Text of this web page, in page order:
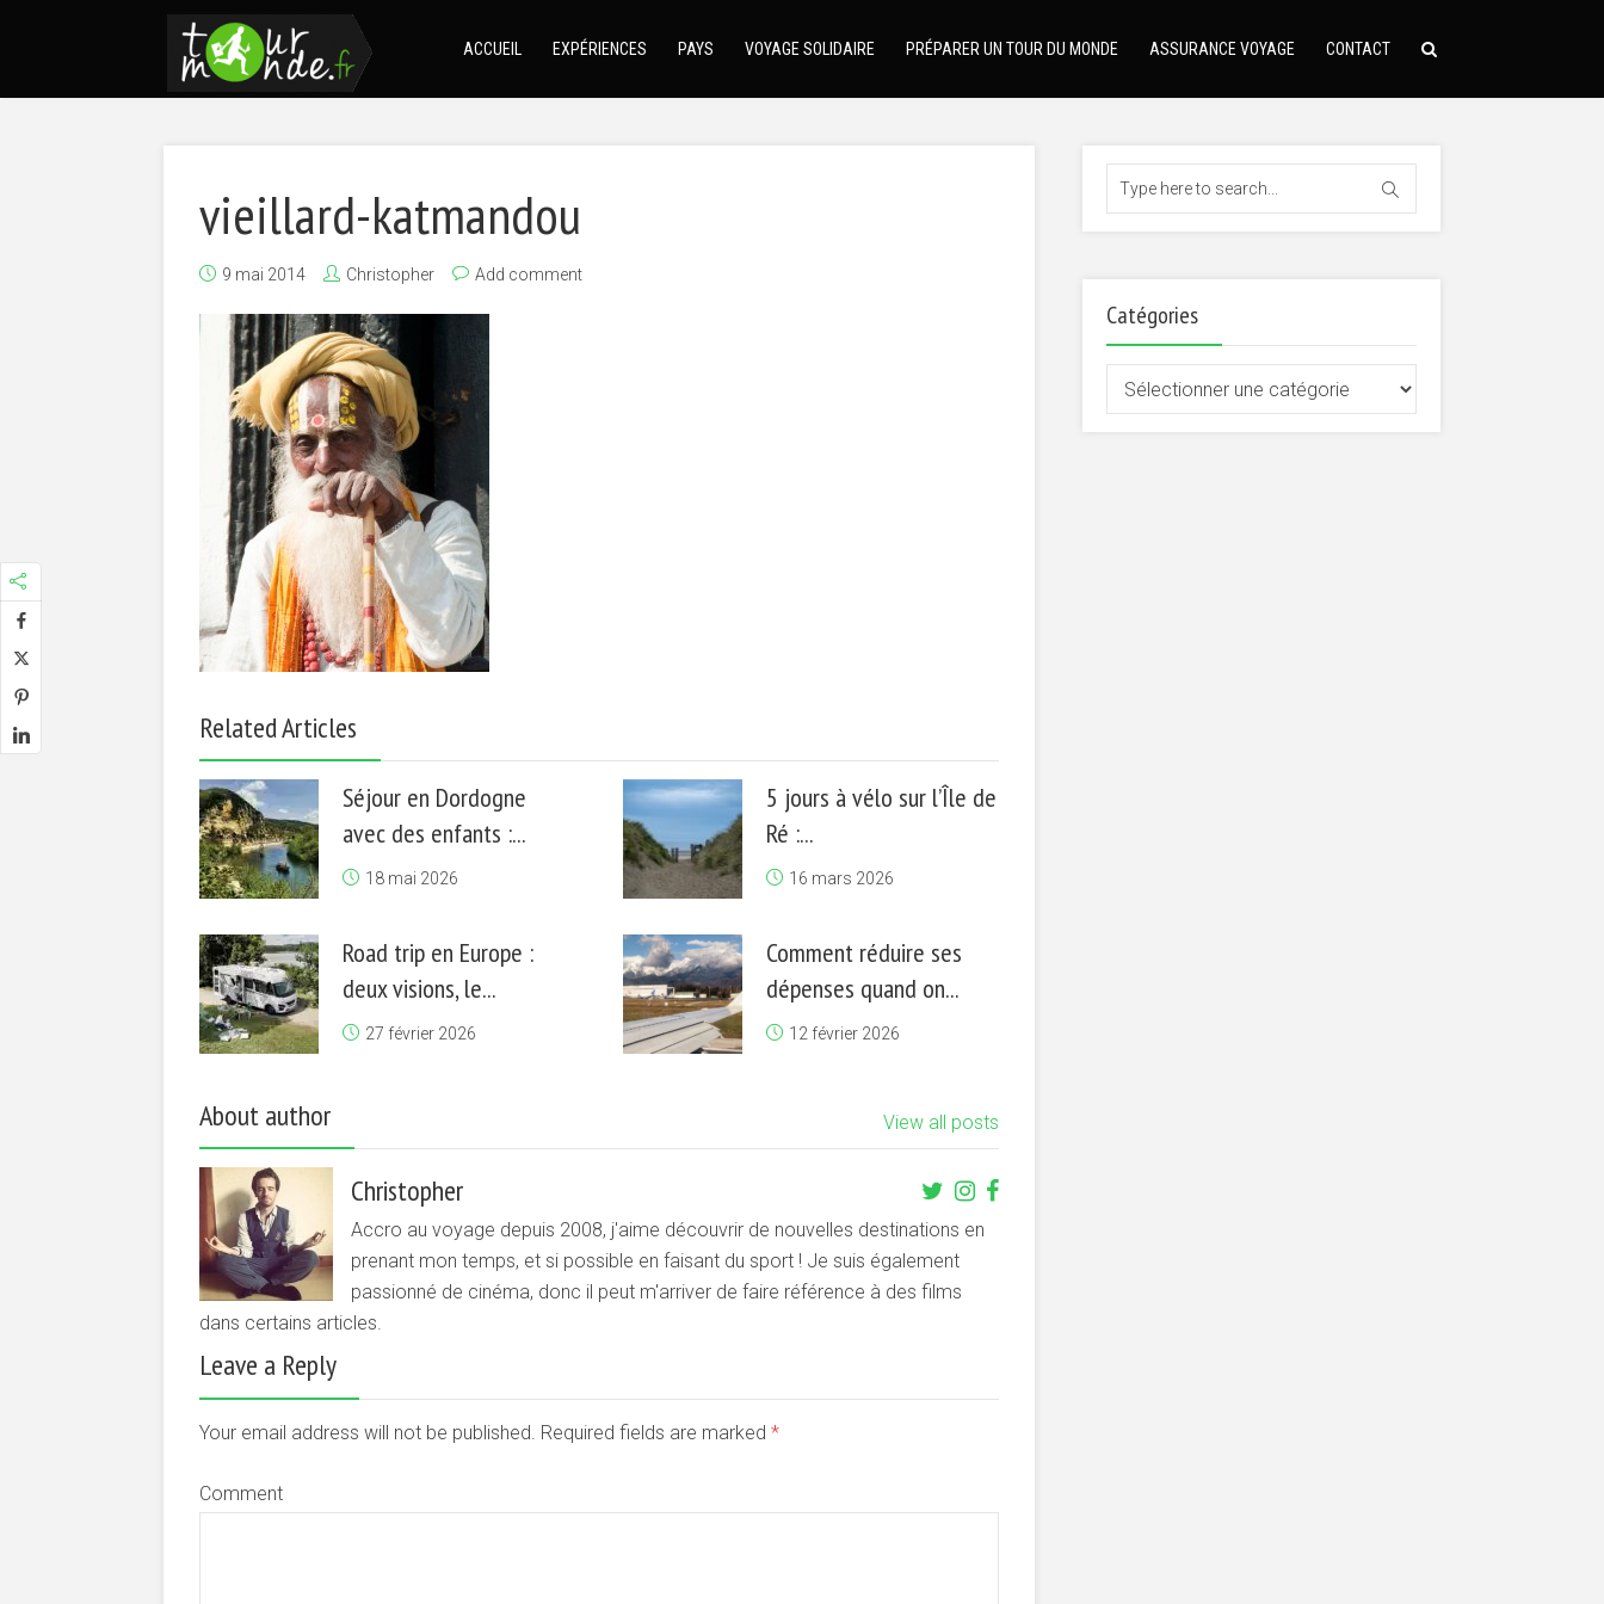
ACCUEIL EXPÉRIENCES PAYS VOYAGE SOLIDAIRE PRÉPARER UN TOUR DU MONDE ASSURANCE VOYAGE CONTACT
vieillard-katmandou
9 mai 2014 Christopher Add comment
Related Articles
Séjour en Dordogne
avec des enfants :...
18 mai 2026
5 jours à vélo sur l’Île de
Ré :...
16 mars 2026
Road trip en Europe :
deux visions, le...
27 février 2026
Comment réduire ses
dépenses quand on...
12 février 2026
About author View all posts
Christopher
Accro au voyage depuis 2008, j'aime découvrir de nouvelles destinations en
prenant mon temps, et si possible en faisant du sport ! Je suis également
passionné de cinéma, donc il peut m'arriver de faire référence à des films
dans certains articles.
Leave a Reply
Your email address will not be published. Required fields are marked *
Comment
Catégories